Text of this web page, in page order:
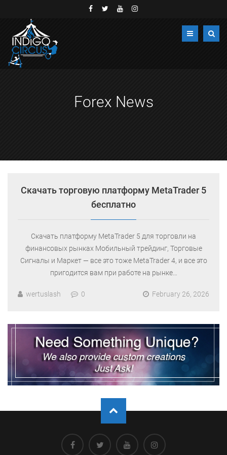
Forex News
Скачать торговую платформу MetaTrader 5
бесплатно
Скачать платформу MetaTrader 5 для торговли на
финансовых рынках Мобильный трейдинг, Торговые
Сигналы и Маркет — все это тоже MetaTrader 4, и все это
пригодится вам при работе на рынке…
wertuslash 0 February 26, 2026